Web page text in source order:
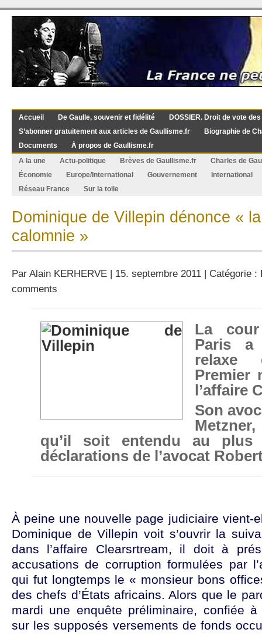
Accueil De Gaulle, souvenir et fidélité
DOSSIER. Droit de vote
S’abonner gratuitement aux articles de Gaullisme.fr
Biographie de
Documents
À propos de Gaullisme.fr
A la une
Actu-politique Brèves de Gaullisme.fr
Charles de
Économie
Europe/International Gouvernement
International
Réseau France
Sur la toile
Dominique de Villepin dénonce «
calomnie »
Par Alain KERHERVE | 15. septembre 2011 | Catégorie :
comments
La
Paris a
relaxe
Premier
l’affaire
Son
qu’il soit entendu au
déclarations de l’avocat
À peine une nouvelle page judiciaire vient-
Dominique de Villepin voit s’ouvrir la
dans l’affaire Clearsrtream, il doit à
accusations de corruption formulées par
qui fut longtemps le « monsieur bons
des chefs d’États africains. Alors que le
mardi une enquête préliminaire, confiée
sur les supposés versements de fonds